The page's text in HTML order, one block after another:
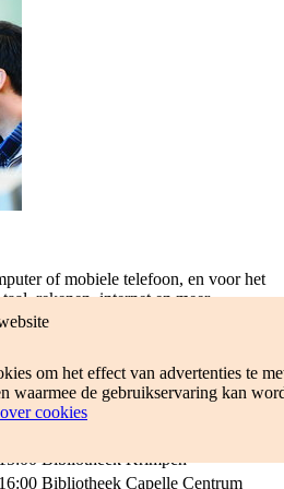
om het effect van advertenties te
waarmee de gebruikservaring kan
cookies
of mobiele telefoon, en voor het
rekenen, internet en meer.
Bibliotheek Krimpen
Bibliotheek Capelle Centrum
Bibliotheek Krimpen
Bibliotheek Krimpen
Bibliotheek Capelle Centrum